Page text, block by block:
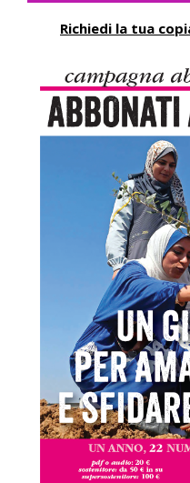
Richiedi la tua